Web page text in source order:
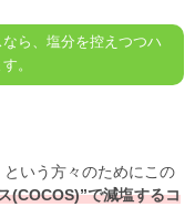
ら、塩分を控えつつハ
。
いう方々のためにこの
(COCOS)”で減塩するコ